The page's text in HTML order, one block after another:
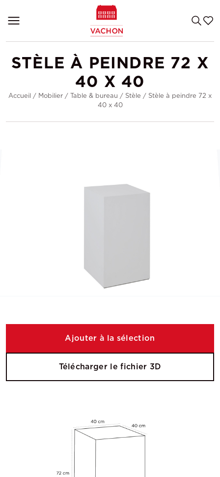
STÈLE À PEINDRE 72 X
40 X 40
Accueil / Mobilier / Table & bureau / Stèle / Stèle à peindre 72 x
40 x 40
Ajouter à la sélection
Télécharger le fichier 3D